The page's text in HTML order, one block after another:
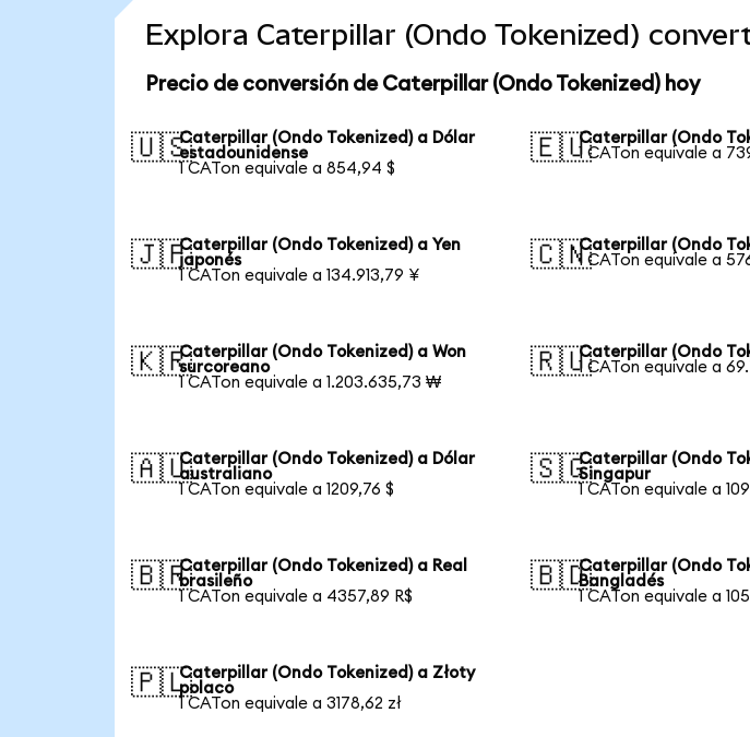
Explora Caterpillar (Ondo Tokenized)
Precio de conversión de Caterpillar (Ondo Tokenized) hoy
🇺🇸Caterpillar (Ondo Tokenized) a Dólar
estadounidense
1 CATon equivale a 854,94 $
🇪🇺Caterpillar (Ondo
1 CATon equivale a
🇯🇵Caterpillar (Ondo Tokenized) a Yen
japonés
1 CATon equivale a 134.913,79 ¥
🇨🇳Caterpillar (Ondo
1 CATon equivale a
🇰🇷Caterpillar (Ondo Tokenized) a Won
surcoreano
1 CATon equivale a 1.203.635,73 ₩
🇷🇺Caterpillar (Ondo
1 CATon equivale a
🇦🇺Caterpillar (Ondo Tokenized) a Dólar
australiano
1 CATon equivale a 1209,76 $
🇸🇬Caterpillar (Ondo
Singapur
1 CATon equivale a
🇧🇷Caterpillar (Ondo Tokenized) a Real
brasileño
1 CATon equivale a 4357,89 R$
🇧🇩Caterpillar (Ondo
Bangladés
1 CATon equivale a
🇵🇱Caterpillar (Ondo Tokenized) a Złoty
polaco
1 CATon equivale a 3178,62 zł